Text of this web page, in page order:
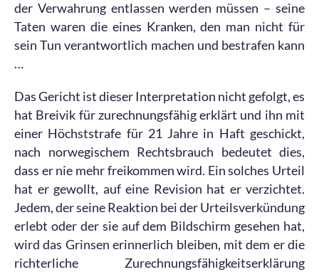
der Verwahrung entlassen werden müssen – seine
Taten waren die eines Kranken, den man nicht für
sein Tun verantwortlich machen und bestrafen kann
…
Das Gericht ist dieser Interpretation nicht gefolgt, es
hat Breivik für zurechnungsfähig erklärt und ihn mit
einer Höchststrafe für 21 Jahre in Haft geschickt,
nach norwegischem Rechtsbrauch bedeutet dies,
dass er nie mehr freikommen wird. Ein solches Urteil
hat er gewollt, auf eine Revision hat er verzichtet.
Jedem, der seine Reaktion bei der Urteilsverkündung
erlebt oder der sie auf dem Bildschirm gesehen hat,
wird das Grinsen erinnerlich bleiben, mit dem er die
richterliche Zurechnungsfähigkeitserklärung